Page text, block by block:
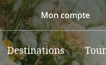
Mon compte
Destinations